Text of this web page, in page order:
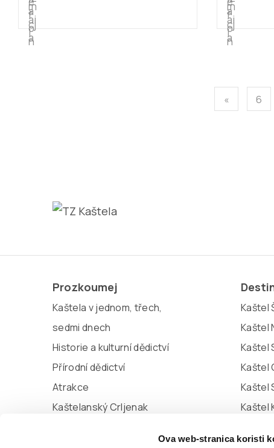
Ova web-stranica koristi
« 6
Prozkoumej
Kaštela v jednom, třech,
sedmi dnech
Historie a kulturní dědictví
Přírodní dědictví
Atrakce
Kaštelanský Crljenak
Kaštel
Kaštel
Kaštel
Kaštel
Kaštel
Kaštel